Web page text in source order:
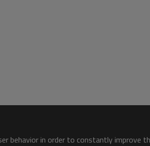
behavior in order to constantly improve